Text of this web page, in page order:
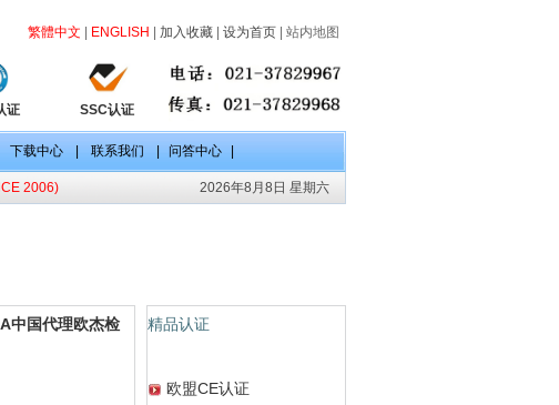
繁體中文 ENGLISH 加入收藏 设为首页 站内地图
证 SSC认证
下载中心 联系我们 问答中心
2006) 2026年8月8日 星期六
中国代理欧杰检 精品认证
欧盟CE认证